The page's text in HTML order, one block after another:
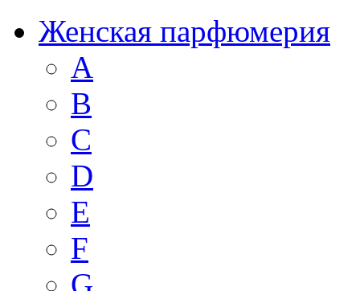
Женская парфюмерия
A
B
C
D
E
F